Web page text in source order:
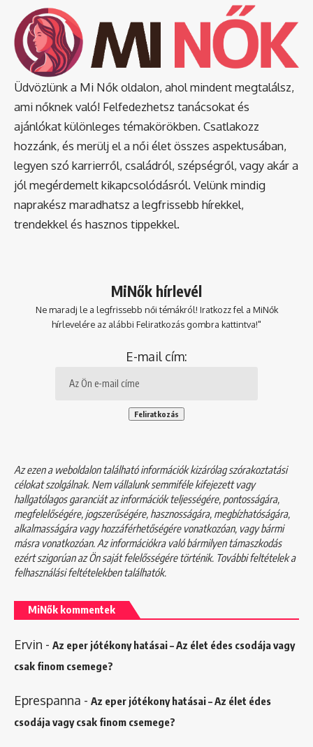
Üdvözlünk a Mi Nők oldalon, ahol mindent megtalálsz,
ami nőknek való! Felfedezhetsz tanácsokat és
ajánlókat különleges témakörökben. Csatlakozz
hozzánk, és merülj el a női élet összes aspektusában,
legyen szó karrierről, családról, szépségről, vagy akár a
jól megérdemelt kikapcsolódásról. Velünk mindig
naprakész maradhatsz a legfrissebb hírekkel,
trendekkel és hasznos tippekkel.
MiNők hírlevél
Ne maradj le a legfrissebb női témákról! Iratkozz fel a MiNők
hírlevelére az alábbi Feliratkozás gombra kattintva!"
E-mail cím:
Az ezen a weboldalon található információk kizárólag szórakoztatási
célokat szolgálnak. Nem vállalunk semmiféle kifejezett vagy
hallgatólagos garanciát az információk teljességére, pontosságára,
megfelelőségére, jogszerűségére, hasznosságára, megbízhatóságára,
alkalmasságára vagy hozzáférhetőségére vonatkozóan, vagy bármi
másra vonatkozóan. Az információkra való bármilyen támaszkodás
ezért szigorúan az Ön saját felelősségére történik. További feltételek a
felhasználási feltételekbentalálhatók.
MiNők kommentek
Ervin - Az eper jótékony hatásai – Az élet édes csodája vagy
csak finom csemege?
Eprespanna - Az eper jótékony hatásai – Az élet édes
csodája vagy csak finom csemege?